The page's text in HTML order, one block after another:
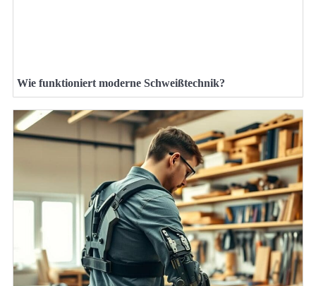
Wie funktioniert moderne Schweißtechnik?